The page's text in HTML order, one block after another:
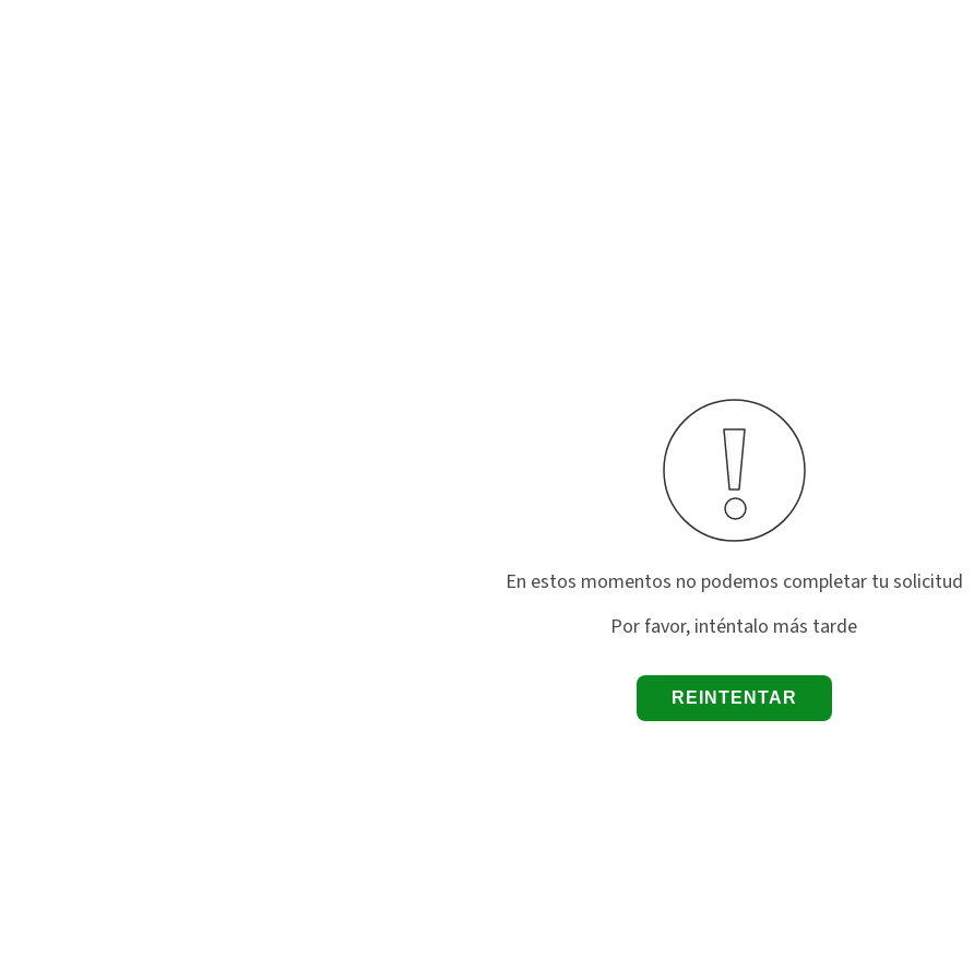
En estos momentos no podemos completar tu solicitud
Por favor, inténtalo más tarde
REINTENTAR